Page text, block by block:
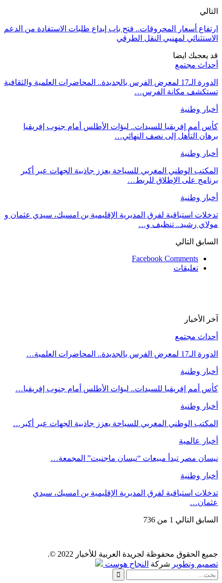
التالي
ارتفاع أسعار المحروقات.. فتح باب إيداع طلبات الاستفادة من الدعم
الاستثنائي لمهنيي النقل الطرقي
قد يعجبك ايضا
أحداث مجتمع
الدورة الـ17 لمعرض الفرس بالجديدة.. المحاضرات العلمية والثقافية
تستكشف مكانة الفرس…
أخبار وطنية
كأس أمم إفريقيا للسيدات.. لبؤات الأطلس أمام جنوب إفريقيا
برهان التأهل إلى نصف النهائي…
أخبار وطنية
المكتب الوطني المغربي للسياحة يعزز جاذبية الجهات عبر أكبر
برنامج على الإطلاق للربط…
أخبار وطنية
تدخلات استباقية لفرق المديرية الإقليمية بن امسيك، سيدي عثمان و
مولاي رشيد.. تنظيف و…
السابق التالي
Facebook Comments
تعليقات
آخر الأخبار
أحداث مجتمع
الدورة الـ17 لمعرض الفرس بالجديدة.. المحاضرات العلمية…
أخبار وطنية
كأس أمم إفريقيا للسيدات.. لبؤات الأطلس أمام جنوب إفريقيا…
أخبار وطنية
المكتب الوطني المغربي للسياحة يعزز جاذبية الجهات عبر أكبر…
أخبار عالمية
نيسان مصر تبدأ مبيعات “نيسان ماجنيت” المجمعة…
أخبار وطنية
تدخلات استباقية لفرق المديرية الإقليمية بن امسيك، سيدي
عثمان…
السابق التالي 1 من 736
جميع الحقوق محفوظة لجريدة العربية للأخبار 2022 ©.
تصميم وتطوير شركة النجاح هوست